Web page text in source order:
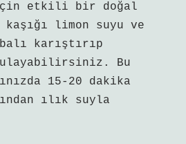
için etkili bir doğal
limon suyu ve
karıştırıp
Bu
15-20 dakika
ılık suyla